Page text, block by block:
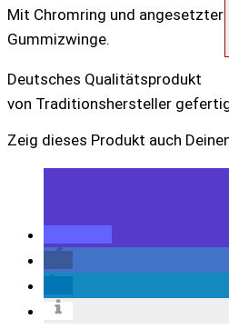
Mit Chromring und angesetzter
Gummizwinge.
Deutsches Qualitätsprodukt
von Traditionshersteller
Zeig dieses Produkt auch